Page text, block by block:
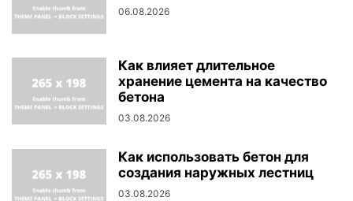
06.08.2026
Как влияет длительное
хранение цемента на качество
бетона
03.08.2026
Как использовать бетон для
создания наружных лестниц
03.08.2026